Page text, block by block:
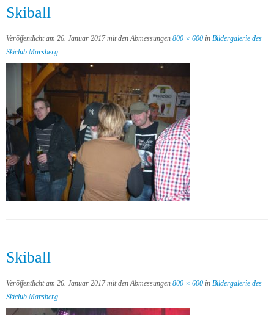
Skiball
Veröffentlicht am 26. Januar 2017mit den Abmessungen 800 × 600 in Bildergalerie des
Skiclub Marsberg.
Skiball
Veröffentlicht am 26. Januar 2017mit den Abmessungen 800 × 600 in Bildergalerie des
Skiclub Marsberg.